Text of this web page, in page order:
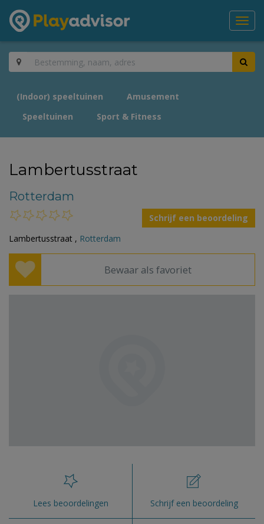
(Indoor) speeltuinen
Amusement
Speeltuinen
Sport & Fitness
Lambertusstraat
Rotterdam
Schrijf een beoordeling
Lambertusstraat , Rotterdam
Bewaar als favoriet
Lees beoordelingen Schrijf een beoordeling